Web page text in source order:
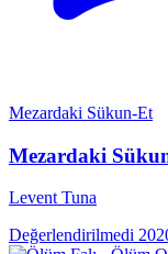
Mezardaki Sükun-Et
Mezardaki
Levent Tuna
Değerlendirilmedi